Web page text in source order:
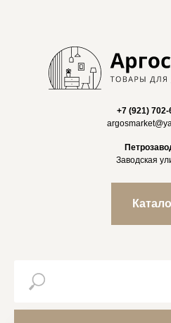
+7 (921)
Заводская